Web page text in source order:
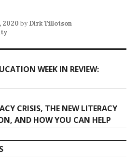
2020 by Dirk Tillotson
WEEK IN REVIEW:
CRISIS, THE NEW LITERACY
AND HOW YOU CAN HELP